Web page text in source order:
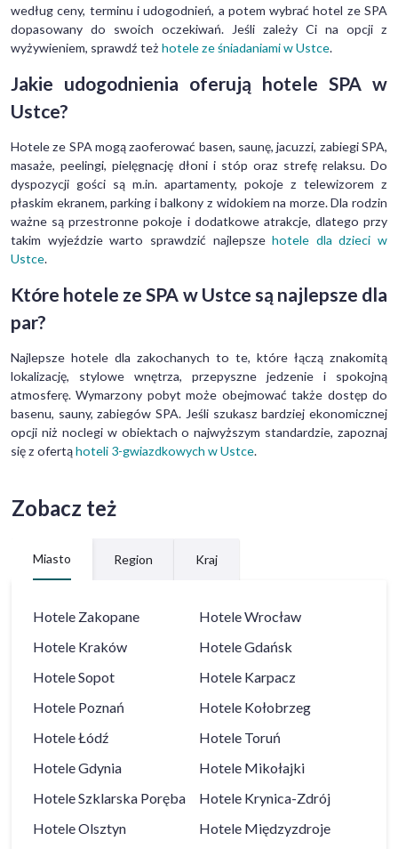
według ceny, terminu i udogodnień, a potem wybrać hotel ze SPA
dopasowany do swoich oczekiwań. Jeśli zależy Ci na opcji z
wyżywieniem, sprawdź też hotele ze śniadaniami w Ustce.
Jakie udogodnienia oferują hotele SPA w
Ustce?
Hotele ze SPA mogą zaoferować basen, saunę, jacuzzi, zabiegi SPA,
masaże, peelingi, pielęgnację dłoni i stóp oraz strefę relaksu. Do
dyspozycji gości są m.in. apartamenty, pokoje z telewizorem z
płaskim ekranem, parking i balkony z widokiem na morze. Dla rodzin
ważne są przestronne pokoje i dodatkowe atrakcje, dlatego przy
takim wyjeździe warto sprawdzić najlepszehotele dla dzieci w
Ustce.
Które hotele ze SPA w Ustce są najlepsze dla
par?
Najlepsze hotele dla zakochanych to te, które łączą znakomitą
lokalizację, stylowe wnętrza, przepyszne jedzenie i spokojną
atmosferę. Wymarzony pobyt może obejmować także dostęp do
basenu, sauny, zabiegów SPA. Jeśli szukasz bardziej ekonomicznej
opcji niż noclegi w obiektach o najwyższym standardzie, zapoznaj
się z ofertąhoteli 3-gwiazdkowych w Ustce.
Zobacz też
Miasto Region Kraj
Hotele Zakopane HoteleWrocław
Hotele Kraków HoteleGdańsk
HoteleSopot Hotele Karpacz
Hotele Poznań Hotele Kołobrzeg
HoteleŁódź Hotele Toruń
HoteleGdynia Hotele Mikołajki
HoteleSzklarska Poręba Hotele Krynica-Zdrój
HoteleOlsztyn Hotele Międzyzdroje